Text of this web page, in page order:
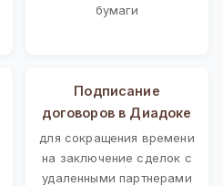
бумаги
Подписание
договоров в Диадоке
для сокращения времени
на заключение сделок с
удаленными партнерами